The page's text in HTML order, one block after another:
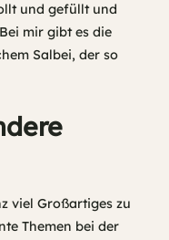
und gefüllt und
mir gibt es die
Salbei, der so
viel Großartiges zu
Themen bei der